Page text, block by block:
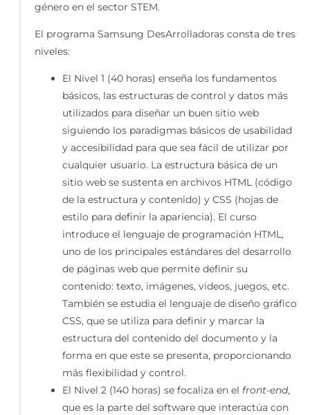
género en el sector STEM.
El programa Samsung DesArrolladoras consta de tres
niveles:
El Nivel 1 (40 horas) enseña los fundamentos
básicos, las estructuras de control y datos más
utilizados para diseñar un buen sitio web
siguiendo los paradigmas básicos de usabilidad
y accesibilidad para que sea fácil de utilizar por
cualquier usuario. La estructura básica de un
sitio web se sustenta en archivos HTML (código
de la estructura y contenido) y CSS (hojas de
estilo para definir la apariencia). El curso
introduce el lenguaje de programación HTML,
uno de los principales estándares del desarrollo
de páginas web que permite definir su
contenido: texto, imágenes, videos, juegos, etc.
También se estudia el lenguaje de diseño gráfico
CSS, que se utiliza para definir y marcar la
estructura del contenido del documento y la
forma en que este se presenta, proporcionando
más flexibilidad y control.
El Nivel 2 (140 horas) se focaliza en el front-end,
que es la parte del software que interactúa con